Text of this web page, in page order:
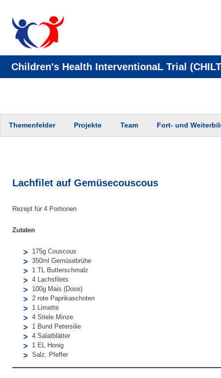
Children's Health InterventionaL Trial
Themenfelder Projekte Team Fort- und
Lachfilet auf Gemüsecouscous
Rezept für 4 Portionen
Zutaten
175g Couscous
350ml Gemüsebrühe
1 TL Butterschmalz
4 Lachsfilets
100g Mais (Dose)
2 rote Paprikaschoten
1 Limette
4 Stiele Minze
1 Bund Petersilie
4 Salatblätter
1 EL Honig
Salz, Pfeffer